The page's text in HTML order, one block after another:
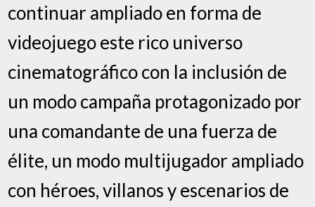
continuar ampliado en forma de
videojuego este rico universo
cinematográfico con la inclusión de
un modo campaña protagonizado por
una comandante de una fuerza de
élite, un modo multijugador ampliado
con héroes, villanos y escenarios de